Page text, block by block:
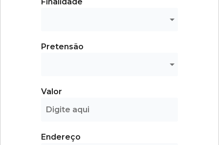
Pretensão
Valor
Endereço